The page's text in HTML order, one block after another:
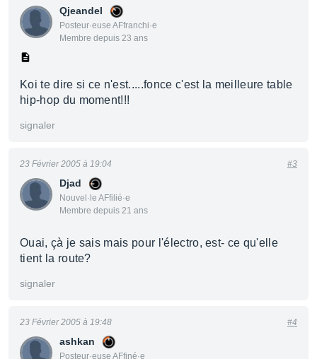
Qjeandel
Posteur·euse AFfranchi·e
Membre depuis 23 ans
Koi te dire si ce n'est.....fonce c'est la meilleure table
hip-hop du moment!!!
signaler
Djad
Nouvel·le AFfilié·e
Membre depuis 21 ans
23 Février 2005 à 19:04 #3
Ouai, çà je sais mais pour l'électro, est- ce qu'elle
tient la route?
signaler
ashkan
Posteur·euse AFfiné·e
23 Février 2005 à 19:48 #4